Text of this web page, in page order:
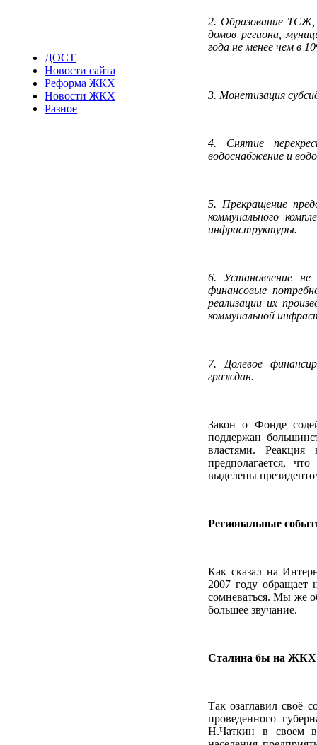
ДОСТ
Новости сайта
Реформа ЖКХ
Новости ЖКХ
Разное
2. Образование
домов региона,
года не менее чем в
3. Монетизация
4. Снятие
водоснабжение и
5. Прекращение
коммунального
инфраструктуры.
6. Установление не
финансовые
реализации их
коммунальной
7. Долевое
граждан.
Закон о Фонде
поддержан
властями.
предполагается,
выделены
Региональные
Как сказал на
2007 году обращает
сомневаться. Мы же
большее звучание.
Сталина бы на
Так озаглавил своё
проведенного
Н.Чаткин в своем